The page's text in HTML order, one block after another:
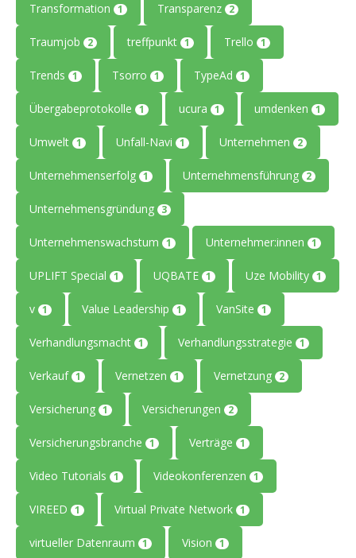
Transformation 1 Transparenz 2
Traumjob 2 treffpunkt 1 Trello 1
Trends 1 Tsorro 1 TypeAd 1
Übergabeprotokolle 1 ucura 1 umdenken 1
Umwelt 1 Unfall-Navi 1 Unternehmen 2
Unternehmenserfolg 1 Unternehmensführung 2
Unternehmensgründung 3
Unternehmenswachstum 1 Unternehmer:innen 1
UPLIFT Special 1 UQBATE 1 Uze Mobility 1
v 1 Value Leadership 1 VanSite 1
Verhandlungsmacht 1 Verhandlungsstrategie 1
Verkauf 1 Vernetzen 1 Vernetzung 2
Versicherung 1 Versicherungen 2
Versicherungsbranche 1 Verträge 1
Video Tutorials 1 Videokonferenzen 1
VIREED 1 Virtual Private Network 1
virtueller Datenraum 1 Vision 1